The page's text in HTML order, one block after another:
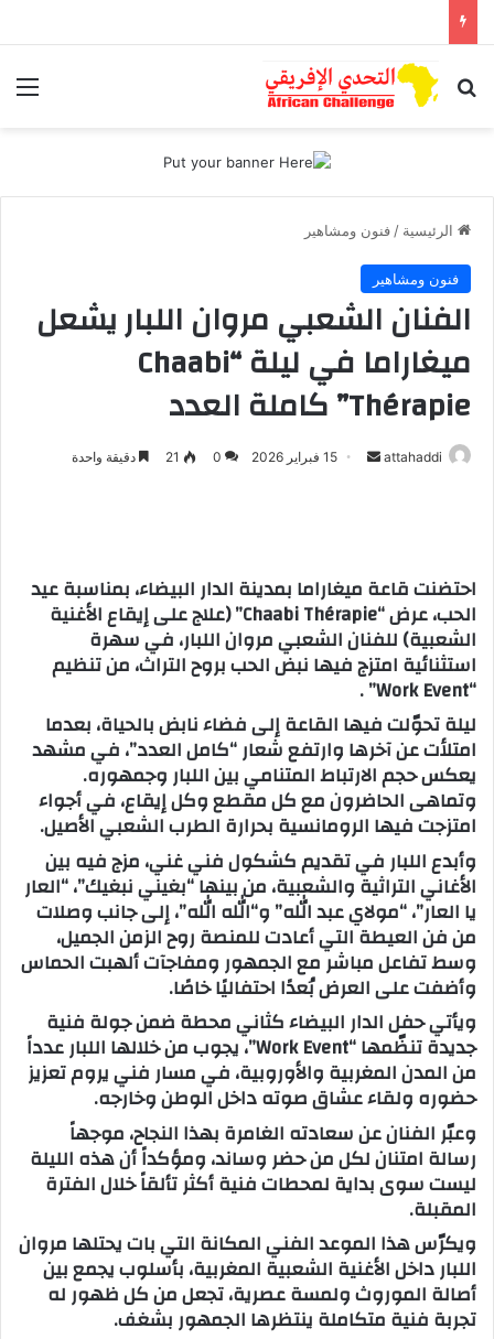
بحث عن
الرئيسية / فنون ومشاهير
فنون ومشاهير
الفنان الشعبي مروان اللبار يشعل
ميغاراما في ليلة “Chaabi
Thérapie” كاملة العدد
attahaddi
ر
ي
د
ا
ل
ك
ت
ر
ي
ا
15 فبراير 2026 0
21 دقيقة واحدة
احتضنت قاعة ميغاراما بمدينة الدار البيضاء، بمناسبة عيد
الحب، عرض “Chaabi Thérapie” (علاج على إيقاع الأغنية
الشعبية) للفنان الشعبي مروان اللبار، في سهرة
استثنائية امتزج فيها نبض الحب بروح التراث، من تنظيم
“Work Event” .
ليلة تحوّلت فيها القاعة إلى فضاء نابض بالحياة، بعدما
امتلأت عن آخرها وارتفع شعار “كامل العدد”، في مشهد
يعكس حجم الارتباط المتنامي بين اللبار وجمهوره.
وتماهى الحاضرون مع كل مقطع وكل إيقاع، في أجواء
امتزجت فيها الرومانسية بحرارة الطرب الشعبي الأصيل.
وأبدع اللبار في تقديم كشكول فني غني، مزج فيه بين
الأغاني التراثية والشعبية، من بينها “بغيني نبغيك”، “العار
يا العار”، “مولاي عبد الله” و“الله الله”، إلى جانب وصلات
من فن العيطة التي أعادت للمنصة روح الزمن الجميل،
وسط تفاعل مباشر مع الجمهور ومفاجآت ألهبت الحماس
وأضفت على العرض بُعدًا احتفاليًا خاصًا.
ويأتي حفل الدار البيضاء كثاني محطة ضمن جولة فنية
جديدة تنظّمها “Work Event”، يجوب من خلالها اللبار عدداً
من المدن المغربية والأوروبية، في مسار فني يروم تعزيز
حضوره ولقاء عشاق صوته داخل الوطن وخارجه.
وعبّر الفنان عن سعادته الغامرة بهذا النجاح، موجهاً
رسالة امتنان لكل من حضر وساند، ومؤكداً أن هذه الليلة
ليست سوى بداية لمحطات فنية أكثر تألقاً خلال الفترة
المقبلة.
ويكرّس هذا الموعد الفني المكانة التي بات يحتلها مروان
اللبار داخل الأغنية الشعبية المغربية، بأسلوب يجمع بين
أصالة الموروث ولمسة عصرية، تجعل من كل ظهور له
تجربة فنية متكاملة ينتظرها الجمهور بشغف.